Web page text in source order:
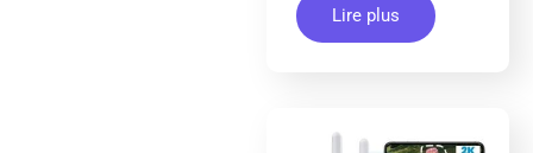
Lire plus